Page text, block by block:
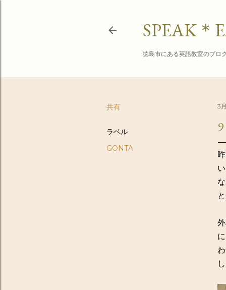
SPEAK＊
徳島市にある英語教室のブロ
共有
ラベル
GONTA
3